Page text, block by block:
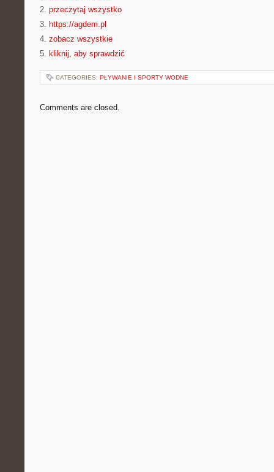
2. przeczytaj wszystko
3. https://agdem.pl
4. zobacz wszystkie
5. kliknij, aby sprawdzić
CATEGORIES: PŁYWANIE I SPORTY WODNE
Comments are closed.